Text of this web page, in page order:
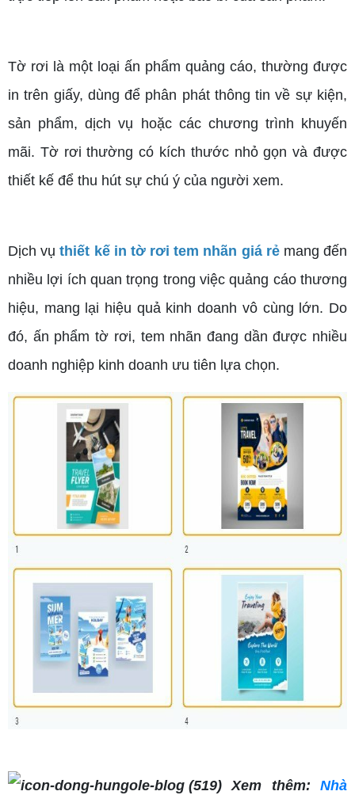
Tờ rơi là một loại ấn phẩm quảng cáo, thường được
in trên giấy, dùng để phân phát thông tin về sự kiện,
sản phẩm, dịch vụ hoặc các chương trình khuyến
mãi. Tờ rơi thường có kích thước nhỏ gọn và được
thiết kế để thu hút sự chú ý của người xem.
Dịch vụthiết kế in tờ rơi tem nhãn giá rẻmang đến
nhiều lợi ích quan trọng trong việc quảng cáo thương
hiệu, mang lại hiệu quả kinh doanh vô cùng lớn. Do
đó, ấn phẩm tờ rơi, tem nhãn đang dần được nhiều
doanh nghiệp kinh doanh ưu tiên lựa chọn.
Xem thêm: Nhà